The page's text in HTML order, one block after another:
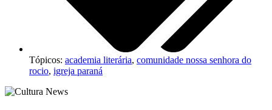
Tópicos: academia literária, comunidade nossa senhora do
rocio, igreja paraná